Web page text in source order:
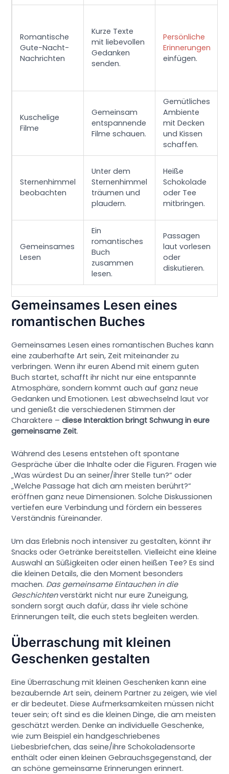
Romantische
Gute-Nacht-
Nachrichten
Kurze Texte
mit liebevollen
Gedanken
senden.
Persönliche
Erinnerungen
einfügen.
Kuschelige
Filme
Gemeinsam
entspannende
Filme schauen.
Gemütliches
Ambiente
mit Decken
und Kissen
schaffen.
Sternenhimmel
beobachten
Unter dem
Sternenhimmel
träumen und
plaudern.
Heiße
Schokolade
oder Tee
mitbringen.
Gemeinsames
Lesen
Ein
romantisches
Buch
zusammen
lesen.
Passagen
laut vorlesen
oder
diskutieren.
Gemeinsames Lesen eines
romantischen Buches
Gemeinsames Lesen eines romantischen Buches kann
eine zauberhafte Art sein, Zeit miteinander zu
verbringen. Wenn ihr euren Abend mit einem guten
Buch startet, schafft ihr nicht nur eine entspannte
Atmosphäre, sondern kommt auch auf ganz neue
Gedanken und Emotionen. Lest abwechselnd laut vor
und genießt die verschiedenen Stimmen der
Charaktere –diese Interaktion bringt Schwung in eure
gemeinsame Zeit.
Während des Lesens entstehen oft spontane
Gespräche über die Inhalte oder die Figuren. Fragen wie
„Was würdest Du an seiner/ihrer Stelle tun?“ oder
„Welche Passage hat dich am meisten berührt?“
eröffnen ganz neue Dimensionen. Solche Diskussionen
vertiefen eure Verbindung und fördern ein besseres
Verständnis füreinander.
Um das Erlebnis noch intensiver zu gestalten, könnt ihr
Snacks oder Getränke bereitstellen. Vielleicht eine kleine
Auswahl an Süßigkeiten oder einen heißen Tee? Es sind
die kleinen Details, die den Moment besonders
machen. Das gemeinsame Eintauchen in die
Geschichtenverstärkt nicht nur eure Zuneigung,
sondern sorgt auch dafür, dass ihr viele schöne
Erinnerungen teilt, die euch stets begleiten werden.
Überraschung mit kleinen
Geschenken gestalten
Eine Überraschung mit kleinen Geschenken kann eine
bezaubernde Art sein, deinem Partner zu zeigen, wie viel
er dir bedeutet. Diese Aufmerksamkeiten müssen nicht
teuer sein; oft sind es die kleinen Dinge, die am meisten
geschätzt werden. Denke an individuelle Geschenke,
wie zum Beispiel ein handgeschriebenes
Liebesbriefchen, das seine/ihre Schokoladensorte
enthält oder einen kleinen Gebrauchsgegenstand, der
an schöne gemeinsame Erinnerungen erinnert.